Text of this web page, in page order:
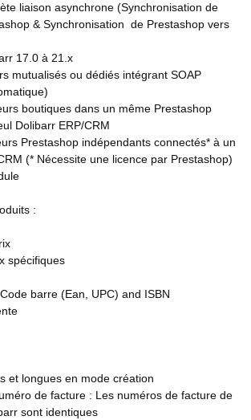
liaison asynchrone (Synchronisation de
& Synchronisation de Prestashop vers
17.0 à 21.x
mutualisés ou dédiés intégrant SOAP
boutiques dans un même Prestashop
Dolibarr ERP/CRM
Prestashop indépendants connectés* à un
(* Nécessite une licence par Prestashop)
:
spécifiques
barre (Ean, UPC) and ISBN
et longues en mode création
de facture : Les numéros de facture de
sont identiques